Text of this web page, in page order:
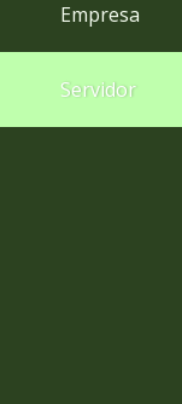
menu
para
Empresa
Servidor